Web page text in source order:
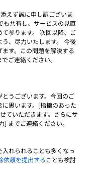
えず誠に申し訳ございま
も共有し、サービスの見直
参ります。 次回以降、ご
、尽力いたします。 今後
す。この問題を解決する
ご連絡ください。
うございます。今回のご
思います。[指摘のあった
ていただきます。さらにサ
] までご連絡ください。
れられることも多くなっ
依頼を提出することも検討